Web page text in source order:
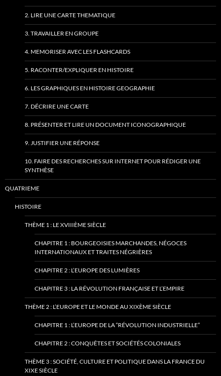
2. LIRE UNE CARTE THEMATIQUE
3. TRAVAILLER EN GROUPE
4. MEMORISER AVEC LES FLASHCARDS
5. RACONTER/EXPLIQUER EN HISTOIRE
6. LES GRAPHIQUES EN HISTOIRE GEOGRAPHIE
7. DÉCRIRE UNE CARTE
8. PRÉSENTER ET LIRE UN DOCUMENT ICONOGRAPHIQUE
9. JUSTIFIER UNE RÉPONSE
10. FAIRE DES RECHERCHES SUR INTERNET POUR RÉDIGER UNE
SYNTHÈSE
QUATRIEME
HISTOIRE
THÈME 1 : LE XVIIIÈME SIÈCLE
CHAPITRE 1 : BOURGEOISIES MARCHANDES, NÉGOCES
INTERNATIONAUX ET TRAITES NÉGRIÈRES
CHAPITRE 2 : L’EUROPE DES LUMIÈRES
CHAPITRE 3 : LA RÉVOLUTION FRANÇAISE ET L’EMPIRE
THÈME 2 : L’EUROPE ET LE MONDE AU XIXÈME SIÈCLE
CHAPITRE 1 : L’EUROPE DE LA “RÉVOLUTION INDUSTRIELLE”
CHAPITRE 2 : CONQUÊTES ET SOCIÉTÉS COLONIALES
THÈME 3 : SOCIÉTÉ, CULTURE ET POLITIQUE DANS LA FRANCE DU
XIXE SIÈCLE